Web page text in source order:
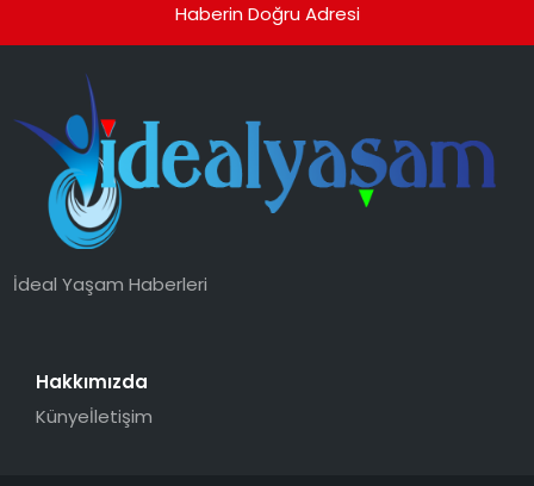
Haberin Doğru Adresi
İdeal Yaşam Haberleri
Hakkımızda
Künyeİletişim